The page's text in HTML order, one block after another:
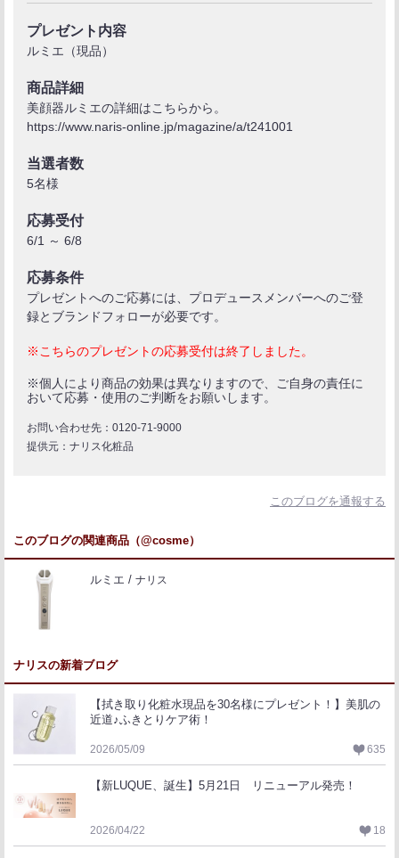
プレゼント内容
ルミエ（現品）
商品詳細
美顔器ルミエの詳細はこちらから。
https://www.naris-online.jp/magazine/a/t241001
当選者数
5名様
応募受付
6/1 ～ 6/8
応募条件
プレゼントへのご応募には、プロデュースメンバーへのご登
録とブランドフォローが必要です。
※こちらのプレゼントの応募受付は終了しました。
※個人により商品の効果は異なりますので、ご自身の責任に
おいて応募・使用のご判断をお願いします。
お問い合わせ先：0120‐71‐9000
提供元：ナリス化粧品
このブログを通報する
このブログの関連商品（@cosme）
ルミエ ナリス
ナリスの新着ブログ
【拭き取り化粧水現品を30名様にプレゼント！】美肌の
近道♪ふきとりケア術！
2026/05/09 635
【新LUQUE、誕生】5月21日 リニューアル発売！
2026/04/22 18